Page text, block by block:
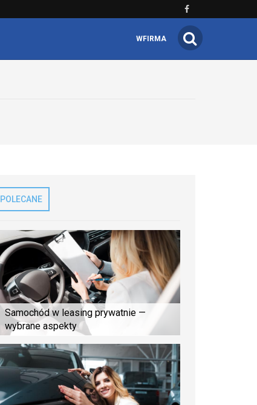
WFIRMA
POLECANE
Samochód w leasing prywatnie —
wybrane aspekty